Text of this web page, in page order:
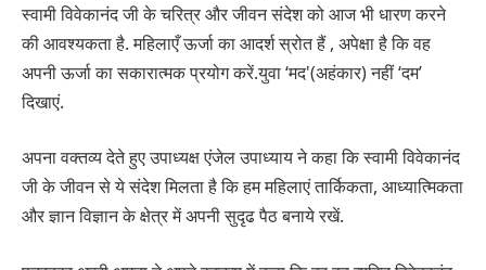
स्वामी विवेकानंद जी के चरित्र और जीवन संदेश को आज भी धारण करने
की आवश्यकता है. महिलाएँ ऊर्जा का आदर्श स्रोत हैं , अपेक्षा है कि वह
अपनी ऊर्जा का सकारात्मक प्रयोग करें.युवा ‘मद'(अहंकार) नहीं ‘दम’
दिखाएं.
अपना वक्तव्य देते हुए उपाध्यक्ष एंजेल उपाध्याय ने कहा कि स्वामी विवेकानंद
जी के जीवन से ये संदेश मिलता है कि हम महिलाएं तार्किकता, आध्यात्मिकता
और ज्ञान विज्ञान के क्षेत्र में अपनी सुदृढ पैठ बनाये रखें.